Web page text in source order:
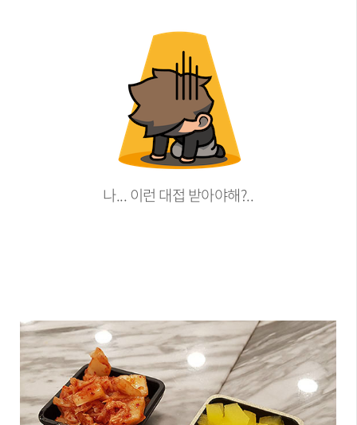
나... 이런 대접 받아야해?..